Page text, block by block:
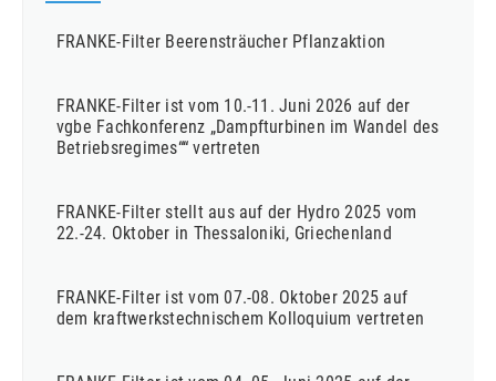
FRANKE-Filter Beerensträucher Pflanzaktion
FRANKE-Filter ist vom 10.-11. Juni 2026 auf der
vgbe Fachkonferenz „Dampfturbinen im Wandel des
Betriebsregimes““ vertreten
FRANKE-Filter stellt aus auf der Hydro 2025 vom
22.-24. Oktober in Thessaloniki, Griechenland
FRANKE-Filter ist vom 07.-08. Oktober 2025 auf
dem kraftwerkstechnischem Kolloquium vertreten